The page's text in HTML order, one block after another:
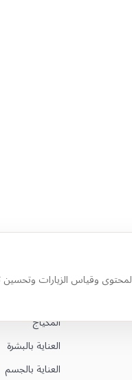
وقياس الزيارات وتحسين
أهم الفئات
المكياج
العناية بالبشرة
العناية بالجسم